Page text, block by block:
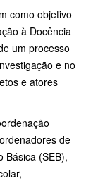
como objetivo
à Docência
um processo
e no
e atores
de
Básica (SEB),